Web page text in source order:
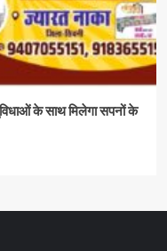
के साथ मिलेगा सपनों के